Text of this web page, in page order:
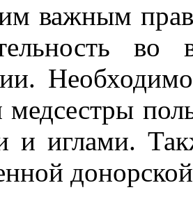
важным
во
медсестры
и иглами.